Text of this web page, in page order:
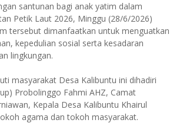
santunan bagi anak yatim dalam
Petik Laut 2026, Minggu (28/6/2026)
tersebut dimanfaatkan untuk menguatkan
kepedulian sosial serta kesadaran
lingkungan.
masyarakat Desa Kalibuntu ini dihadiri
Probolinggo Fahmi AHZ, Camat
Kepala Desa Kalibuntu Khairul
agama dan tokoh masyarakat.